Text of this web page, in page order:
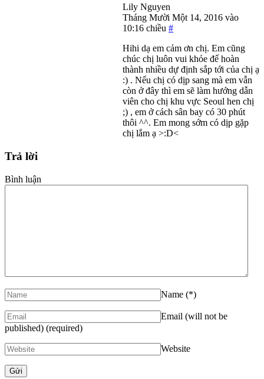
Lily Nguyen
Tháng Mười Một 14, 2016 vào
10:16 chiều #
Hihi dạ em cảm ơn chị. Em cũng
chúc chị luôn vui khỏe để hoàn
thành nhiều dự định sắp tới của chị ạ
:) . Nếu chị có dịp sang mà em vẫn
còn ở đây thì em sẽ làm hướng dẫn
viên cho chị khu vực Seoul hen chị
;) , em ở cách sân bay có 30 phút
thôi ^^. Em mong sớm có dịp gặp
chị lắm ạ >:D<
Trả lời
Bình luận
Name (*)
Email (will not be
published) (required)
Website